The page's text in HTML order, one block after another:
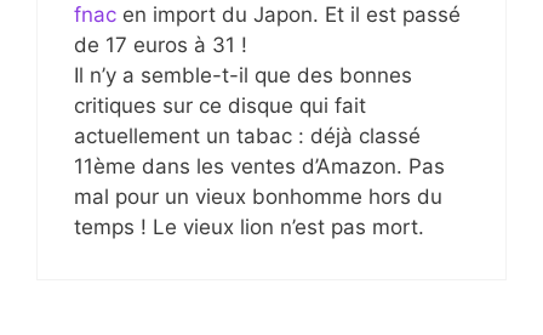
fnac en import du Japon. Et il est passé
de 17 euros à 31 !
Il n’y a semble-t-il que des bonnes
critiques sur ce disque qui fait
actuellement un tabac : déjà classé
11ème dans les ventes d’Amazon. Pas
mal pour un vieux bonhomme hors du
temps ! Le vieux lion n’est pas mort.